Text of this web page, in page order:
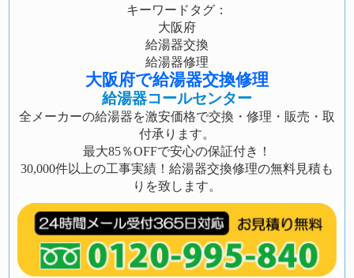
キーワードタグ：
大阪府
給湯器交換
給湯器修理
大阪府で給湯器交換修理
給湯器コールセンター
全メーカーの給湯器を激安価格で交換・修理・販売・取
付承ります。
最大85％OFFで安心の保証付き！
30,000件以上の工事実績！給湯器交換修理の無料見積も
りを致します。